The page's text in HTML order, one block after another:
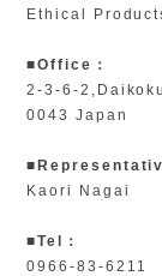
Ethical
■Office：
2-3-6-
0043 Japan
Kaori Nagai
■Tel：
0966-83-6211